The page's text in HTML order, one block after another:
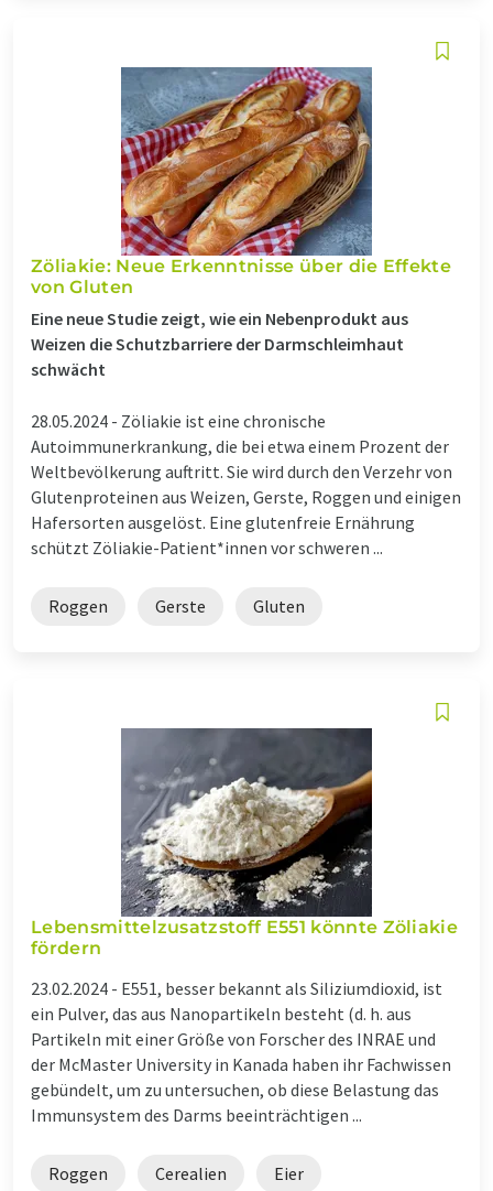
Zöliakie: Neue Erkenntnisse über die Effekte
von Gluten
Eine neue Studie zeigt, wie ein Nebenprodukt aus
Weizen die Schutzbarriere der Darmschleimhaut
schwächt
28.05.2024 - Zöliakie ist eine chronische
Autoimmunerkrankung, die bei etwa einem Prozent der
Weltbevölkerung auftritt. Sie wird durch den Verzehr von
Glutenproteinen aus Weizen, Gerste, Roggen und einigen
Hafersorten ausgelöst. Eine glutenfreie Ernährung
schützt Zöliakie-Patient*innen vor schweren ...
Roggen Gerste Gluten
Lebensmittelzusatzstoff E551 könnte Zöliakie
fördern
23.02.2024 - E551, besser bekannt als Siliziumdioxid, ist
ein Pulver, das aus Nanopartikeln besteht (d. h. aus
Partikeln mit einer Größe von Forscher des INRAE und
der McMaster University in Kanada haben ihr Fachwissen
gebündelt, um zu untersuchen, ob diese Belastung das
Immunsystem des Darms beeinträchtigen ...
Roggen Cerealien Eier